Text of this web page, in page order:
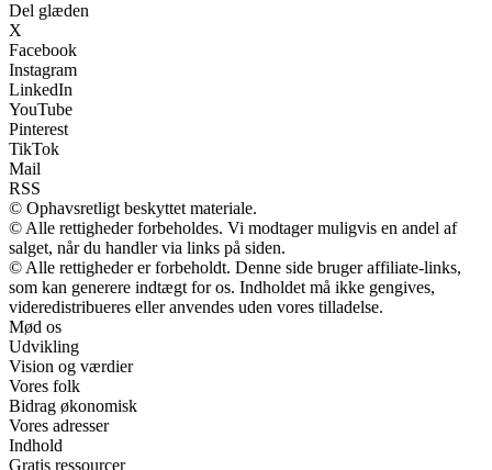
Del glæden
X
Facebook
Instagram
LinkedIn
YouTube
Pinterest
TikTok
Mail
RSS
© Ophavsretligt beskyttet materiale.
© Alle rettigheder forbeholdes. Vi modtager muligvis en andel af
salget, når du handler via links på siden.
© Alle rettigheder er forbeholdt. Denne side bruger affiliate-links,
som kan generere indtægt for os. Indholdet må ikke gengives,
videredistribueres eller anvendes uden vores tilladelse.
Mød os
Udvikling
Vision og værdier
Vores folk
Bidrag økonomisk
Vores adresser
Indhold
Gratis ressourcer